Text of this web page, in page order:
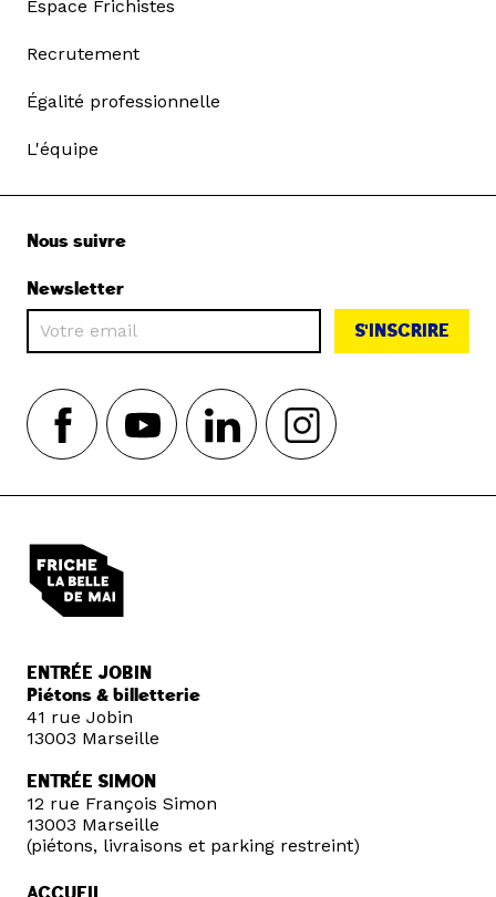
Espace Frichistes
Recrutement
Égalité professionnelle
L'équipe
Nous suivre
Newsletter
S'INSCRIRE
ENTRÉE JOBIN
Piétons & billetterie
41 rue Jobin
13003 Marseille
ENTRÉE SIMON
12 rue François Simon
13003 Marseille
(piétons, livraisons et parking restreint)